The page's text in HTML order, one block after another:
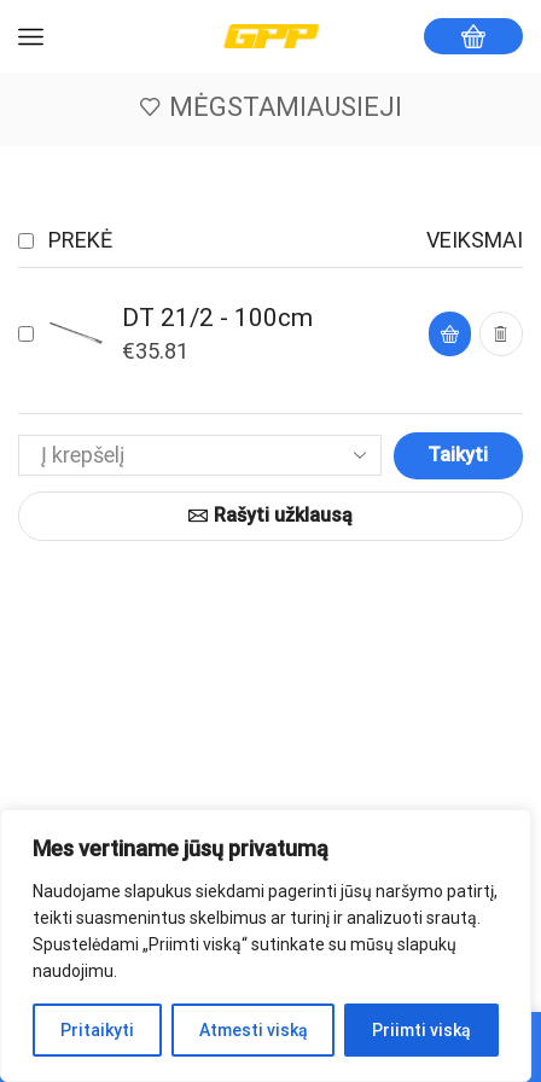
Mes vertiname jūsų privatumą
Naudojame slapukus siekdami pagerinti jūsų naršymo patirtį,
teikti suasmenintus skelbimus ar turinį ir analizuoti srautą.
Spustelėdami „Priimti viską“ sutinkate su mūsų slapukų
naudojimu.
Pritaikyti Atmesti viską Priimti viską
MĖGSTAMIAUSIEJI
PREKĖ VEIKSMAI
DT 21/2 - 100cm
€35.81
Taikyti
Rašyti užklausą
Pagrindinis Parduotuvė Krepšelis Paskyra